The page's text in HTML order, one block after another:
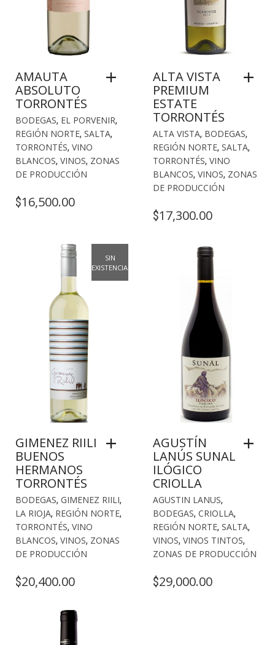
AMAUTA
ABSOLUTO
TORRONTÉS
BODEGAS, EL PORVENIR,
REGIÓN NORTE, SALTA,
TORRONTÉS, VINO
BLANCOS, VINOS, ZONAS
DE PRODUCCIÓN
$16,500.00
ALTA VISTA
PREMIUM
ESTATE
TORRONTÉS
ALTA VISTA, BODEGAS,
REGIÓN NORTE, SALTA,
TORRONTÉS, VINO
BLANCOS, VINOS, ZONAS
DE PRODUCCIÓN
$17,300.00
SIN
EXISTENCIAS
GIMENEZ RIILI
BUENOS
HERMANOS
TORRONTÉS
BODEGAS, GIMENEZ RIILI,
LA RIOJA, REGIÓN NORTE,
TORRONTÉS, VINO
BLANCOS, VINOS, ZONAS
DE PRODUCCIÓN
$20,400.00
AGUSTÍN
LANÚS SUNAL
ILÓGICO
CRIOLLA
AGUSTIN LANUS,
BODEGAS, CRIOLLA,
REGIÓN NORTE, SALTA,
VINOS, VINOS TINTOS,
ZONAS DE PRODUCCIÓN
$29,000.00